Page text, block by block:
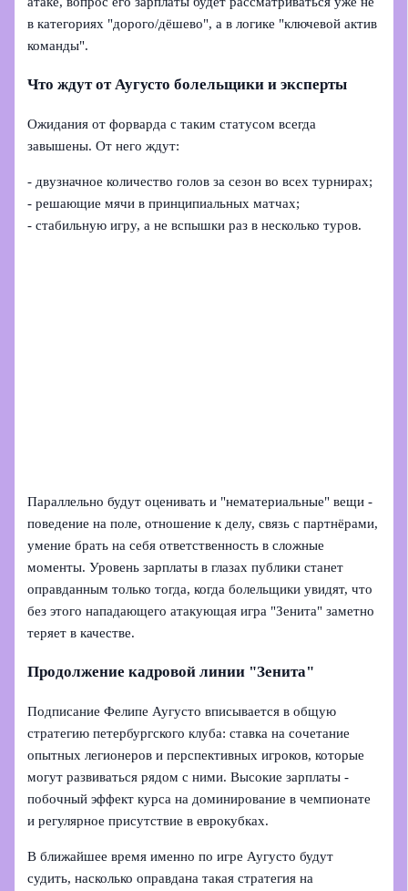
в категориях "дорого/дёшево", а в логике "ключевой актив
команды".
Что ждут от Аугусто болельщики и эксперты
Ожидания от форварда с таким статусом всегда
завышены. От него ждут:
- двузначное количество голов за сезон во всех турнирах;
- решающие мячи в принципиальных матчах;
- стабильную игру, а не вспышки раз в несколько туров.
Параллельно будут оценивать и "нематериальные" вещи -
поведение на поле, отношение к делу, связь с партнёрами,
умение брать на себя ответственность в сложные
моменты. Уровень зарплаты в глазах публики станет
оправданным только тогда, когда болельщики увидят, что
без этого нападающего атакующая игра "Зенита" заметно
теряет в качестве.
Продолжение кадровой линии "Зенита"
Подписание Фелипе Аугусто вписывается в общую
стратегию петербургского клуба: ставка на сочетание
опытных легионеров и перспективных игроков, которые
могут развиваться рядом с ними. Высокие зарплаты -
побочный эффект курса на доминирование в чемпионате
и регулярное присутствие в еврокубках.
В ближайшее время именно по игре Аугусто будут
судить, насколько оправдана такая стратегия на